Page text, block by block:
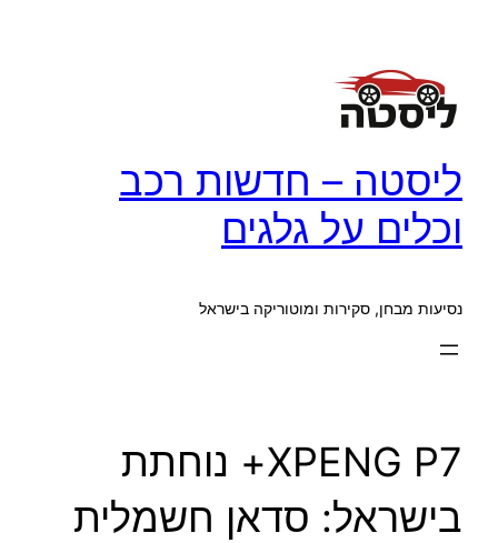
ליסטה – חדשות רכב
וכלים על גלגים
נסיעות מבחן, סקירות ומוטוריקה בישראל
XPENG P7+ נוחתת
בישראל: סדאן חשמלית